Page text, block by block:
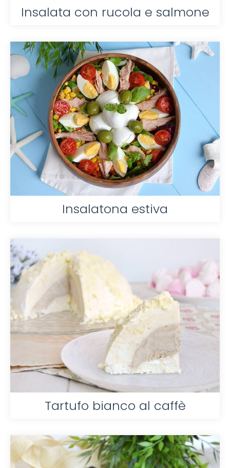
Insalata con rucola e salmone
Insalatona estiva
Tartufo bianco al caffè